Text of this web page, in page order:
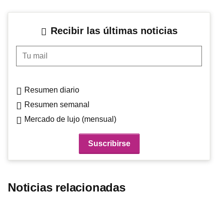
Recibir las últimas noticias
Tu mail
Resumen diario
Resumen semanal
Mercado de lujo (mensual)
Noticias relacionadas